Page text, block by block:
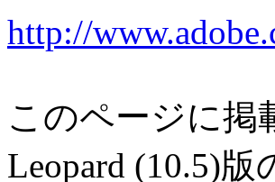
http://
このページに掲
Leopard (10.5)